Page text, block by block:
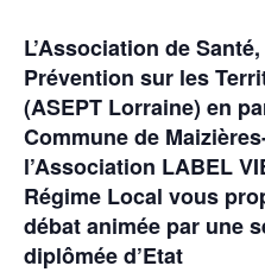
L’Association de
Prévention sur les
(ASEPT Lorraine) en
Commune de
l’Association LABEL
Régime Local vous
débat animée par une
diplômée d’Etat